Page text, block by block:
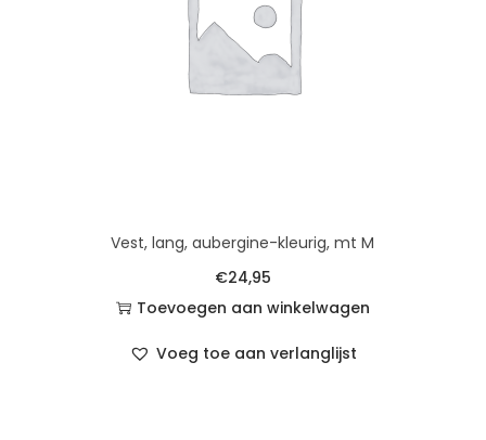
Vest, lang, aubergine-kleurig, mt M
€24,95
Toevoegen aan winkelwagen
Voeg toe aan verlanglijst